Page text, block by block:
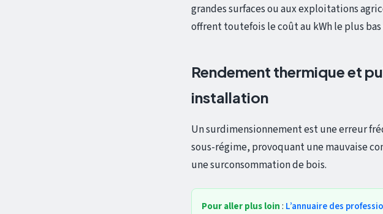
grandes surfaces ou aux exploitations
offrent toutefois le coût au kWh le plus bas
Rendement thermique et
installation
Un surdimensionnement est une erreur
sous-régime, provoquant une mauvaise
une surconsommation de bois.
Pour aller plus loin : L’annuaire des